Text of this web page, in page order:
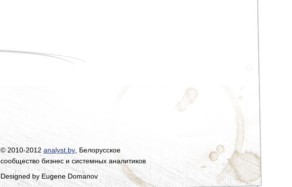
© 2010-2012 analyst.by , Белорусское
сообщество бизнес и системных аналитиков
Designed by Eugene Domanov